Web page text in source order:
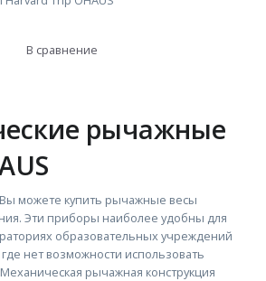
В сравнение
рычажные
можете купить рычажные весы
Эти приборы наиболее удобны для
образовательных учреждений
нет возможности использовать
рычажная конструкция